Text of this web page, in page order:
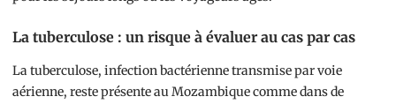
La tuberculose : un risque à évaluer au cas par cas
La tuberculose, infection bactérienne transmise par voie
aérienne, reste présente au Mozambique comme dans de